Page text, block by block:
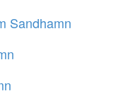
Sandhamn